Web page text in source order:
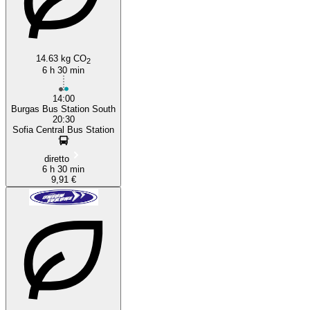
14.63 kg CO2
6 h 30 min
14:00
Burgas Bus Station South
20:30
Sofia Central Bus Station
diretto
6 h 30 min
9,91 €